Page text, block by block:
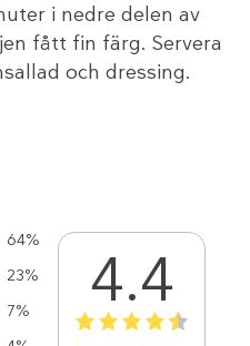
i nedre delen av
fått fin färg. Servera
och dressing.
64%
23%
7%
4.4
1 2 3 4 5